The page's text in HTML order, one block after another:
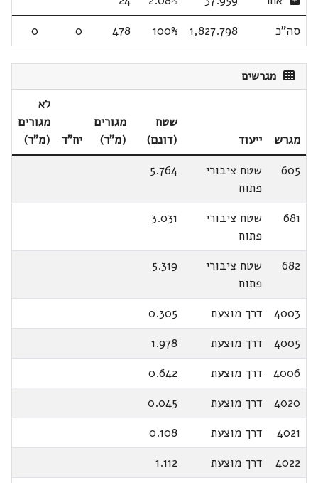
סה"כ
1,827.798
100%
478
0
0
מגרשים
מגרש ייעוד
שטח
(דונם)
מגורים
(מ"ר)
יח"ד
לא
מגורים
(מ"ר)
605
שטח ציבורי
פתוח
5.764
681
שטח ציבורי
פתוח
3.031
682
שטח ציבורי
פתוח
5.319
4003 דרך מוצעת
0.305
4005
דרך מוצעת
1.978
4006
דרך מוצעת
0.642
4020
דרך מוצעת
0.045
4021
דרך מוצעת
0.108
4022
דרך מוצעת
1.112